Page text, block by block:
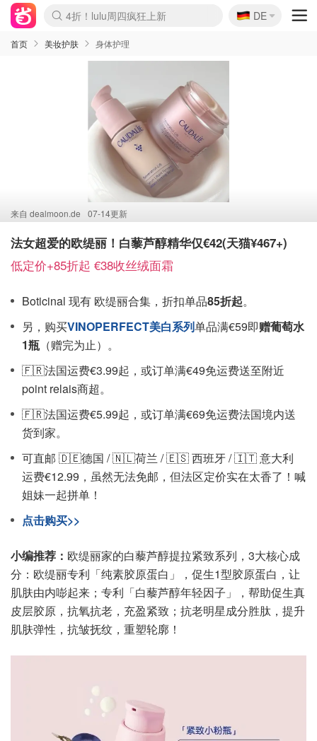
Boticinal 夏促开抢！
4折！lulu周四疯狂上新
还没结束！&OtherStories大促
Joybuy变相75折 随时失效
速领！Stanley独家85折
疑似霸哥！Camper额外叠85折
Zalando 奥莱闪促！每日更新
Moncler反季囤！5折起+叠9折
Coach Brooklyn仅€192
🇩🇪
DE
首页 美妆护肤 身体护理
来自 dealmoon.de 07-14更新
法女超爱的欧缇丽！白藜芦醇精华仅€42(天猫¥467+)
低定价+85折起 €38收丝绒面霜
Boticinal 现有 欧缇丽合集，折扣单品85折起。
另，购买VINOPERFECT美白系列单品满€59即赠葡萄水
1瓶 （赠完为止）。
🇫🇷法国运费€3.99起，或订单满€49免运费送至附近
point relais商超。
🇫🇷法国运费€5.99起，或订单满€69免运费法国境内送
货到家。
可直邮 🇩🇪德国 / 🇳🇱荷兰 / 🇪🇸 西班牙 / 🇮🇹 意大利
运费€12.99，虽然无法免邮，但法区定价实在太香了！喊
姐妹一起拼单！
点击购买>>
小编推荐： 欧缇丽家的白藜芦醇提拉紧致系列，3大核心成
分：欧缇丽专利「纯素胶原蛋白」，促生1型胶原蛋白，让
肌肤由内嘭起来；专利「白藜芦醇年轻因子」，帮助促生真
皮层胶原，抗氧抗老，充盈紧致；抗老明星成分胜肽，提升
肌肤弹性，抗皱抚纹，重塑轮廓！